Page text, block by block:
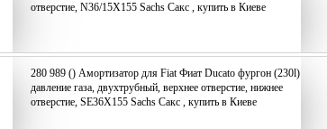
отверстие, N36/15X155 Sachs Сакс , купить в Киеве
280 989 () Амортизатор для Fiat Фиат Ducato фургон (230l)
давление газа, двухтрубный, верхнее отверстие, нижнее
отверстие, SE36X155 Sachs Сакс , купить в Киеве